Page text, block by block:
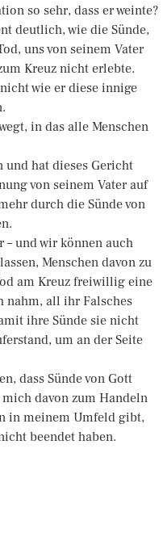
so sehr, dass er weinte?
deutlich, wie die Sünde,
uns von seinem Vater
Kreuz nicht erlebte.
wie er diese innige
in das alle Menschen
und hat dieses Gericht
von seinem Vater auf
durch die Sünde von
– und wir können auch
Menschen davon zu
am Kreuz freiwillig eine
nahm, all ihr Falsches
ihre Sünde sie nicht
um an der Seite
dass Sünde von Gott
davon zum Handeln
in meinem Umfeld gibt,
beendet haben.